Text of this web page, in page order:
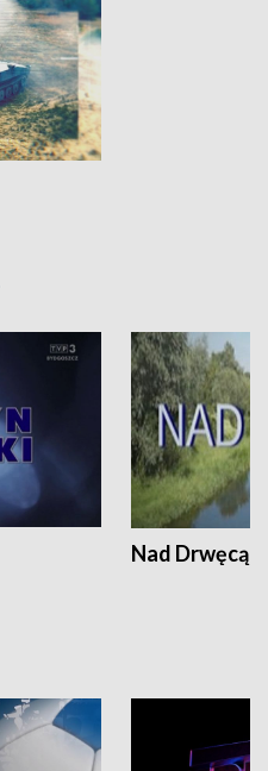
Nad Drwęcą